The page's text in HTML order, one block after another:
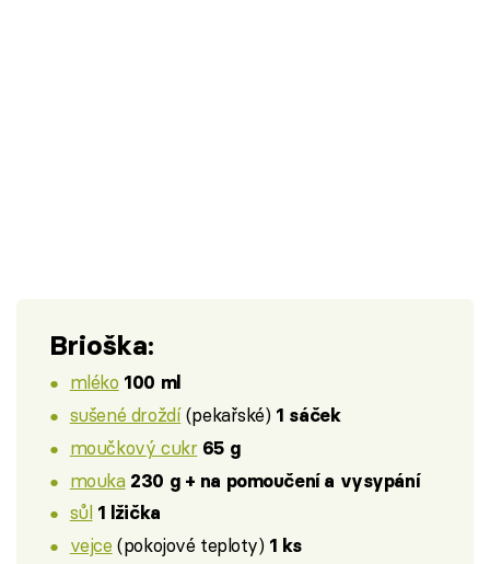
Brioška:
mléko 100 ml
sušené droždí(pekařské) 1 sáček
moučkový cukr 65 g
mouka 230 g + na pomoučení a vysypání
sůl 1 lžička
vejce (pokojové teploty) 1 ks